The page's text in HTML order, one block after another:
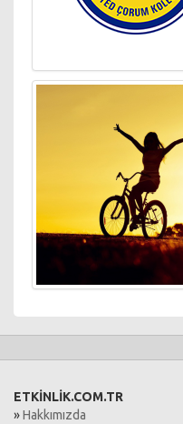
ETKİNLİK.COM.TR
»Hakkımızda